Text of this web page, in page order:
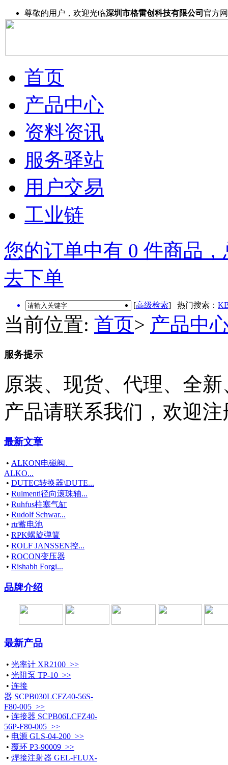
尊敬的用户，欢迎光临深圳市格雷创科技有限公司 官方
首页
产品中心
资料资讯
服务驿站
用户交易
工业链
您的订单中有 0 件商品
去下单
[高级检索] 热门搜索：
当前位置: 首页> 产品中
服务提示
原装、现货、代理、全
产品请联系我们，欢迎
最新文章
• ALKON电磁阀、
ALKO...
• DUTEC转换器\DUTE...
• Rulmenti径向滚珠轴...
• Ruhfus柱塞气缸
• Rudolf Schwar...
• rtr蓄电池
• RPK螺旋弹簧
• ROLF JANSSEN控...
• ROCON变压器
• Rishabh Forgi...
品牌介绍
最新产品
• 光率计 XR2100 >>
• 光阻泵 TP-10 >>
• 连接
器 SCPB030LCFZ40-56S-
F80-005 >>
• 连接器 SCPB06LCFZ40-
56P-F80-005 >>
• 电源 GLS-04-200 >>
• 覆环 P3-90009 >>
• 焊接注射器 GEL-FLUX-